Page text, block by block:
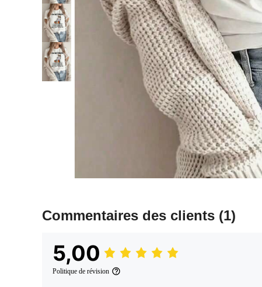
Commentaires des clients (1)
5,00
Politique de révision